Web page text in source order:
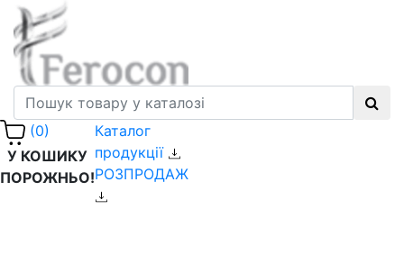
(0)
У КОШИКУ
ПОРОЖНЬО!
Каталог
продукції
РОЗПРОДАЖ